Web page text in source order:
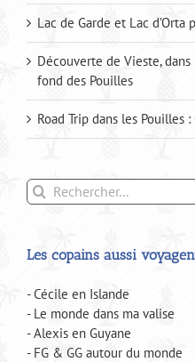
Lac de Garde et Lac
Découverte de Vieste,
fond des Pouilles
Road Trip dans les Pouilles
Rechercher:
Les copains aussi
- Cécile en Islande
- Le monde dans ma valise
- Alexis en Guyane
- FG & GG autour du monde